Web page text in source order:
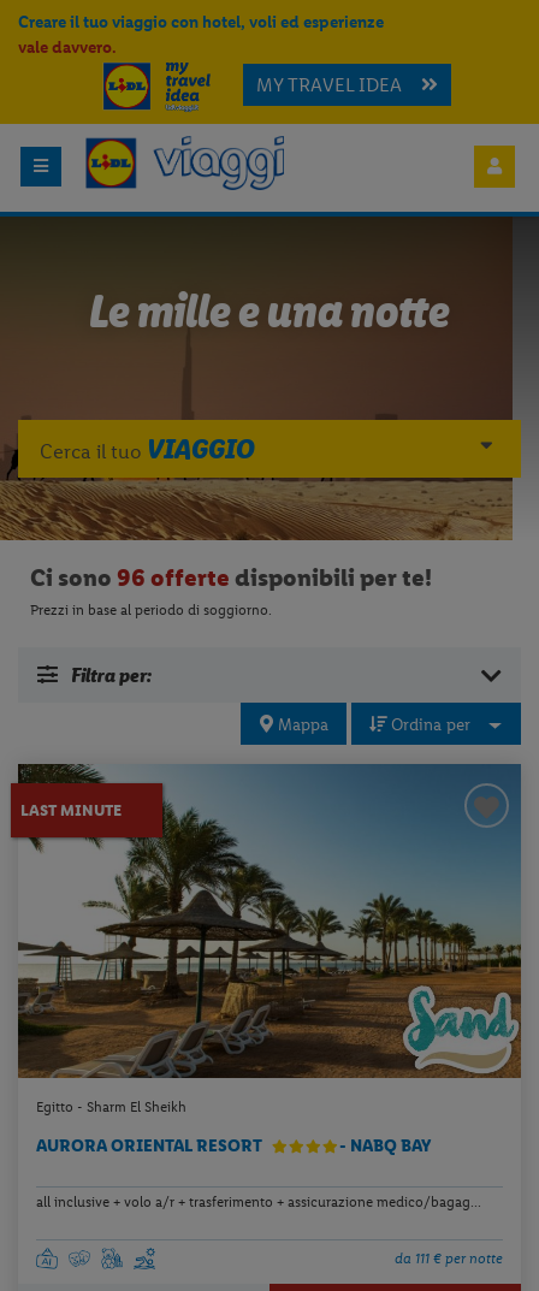
Creare il tuo viaggio con hotel, voli ed esperienze
vale davvero.
MY TRAVEL IDEA
Le mille e una notte
Cerca il tuo VIAGGIO
Ci sono 96 offerte disponibili per te!
Prezzi in base al periodo di soggiorno.
Filtra per:
Mappa Ordina per
LAST MINUTE
Egitto - Sharm El Sheikh
AURORA ORIENTAL RESORT - NABQ BAY
all inclusive + volo a/r + trasferimento + assicurazione medico/bagag...
da 111 € per notte